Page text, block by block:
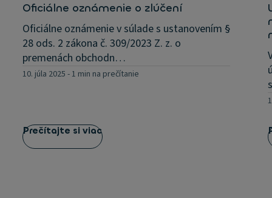
Oficiálne oznámenie o zlúčení
Oficiálne oznámenie v súlade s ustanovením §
28 ods. 2 zákona č. 309/2023 Z. z. o
premenách obchodn…
10. júla 2025 - 1 min na prečítanie
Prečítajte si viac